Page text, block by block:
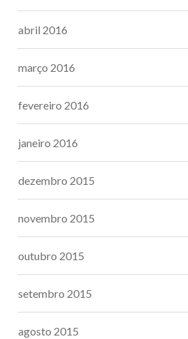
abril 2016
março 2016
fevereiro 2016
janeiro 2016
dezembro 2015
novembro 2015
outubro 2015
setembro 2015
agosto 2015